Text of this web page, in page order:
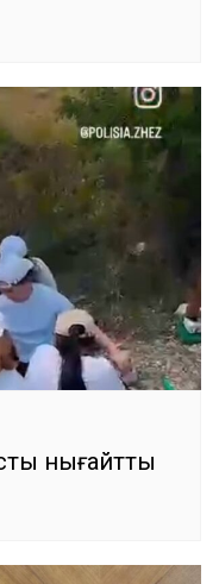
нығайтты